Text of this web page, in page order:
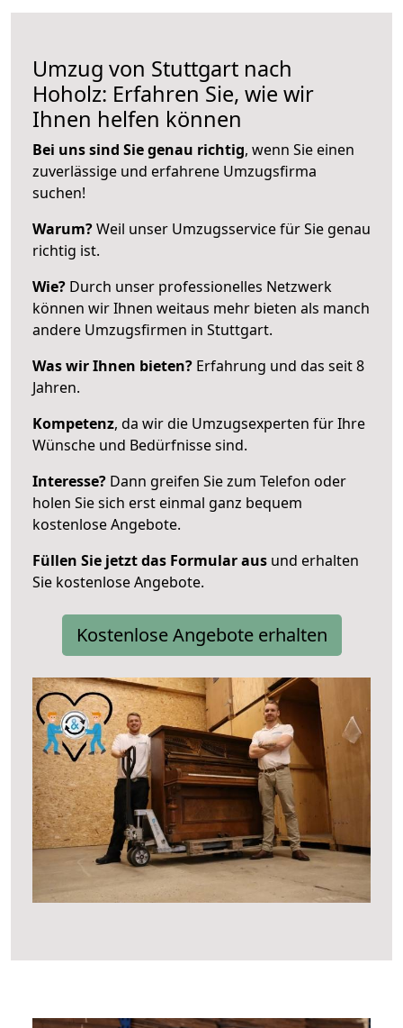
Umzug von Stuttgart nach
Hoholz: Erfahren Sie, wie wir
Ihnen helfen können
Bei uns sind Sie genau richtig, wenn Sie einen
zuverlässige und erfahrene Umzugsfirma
suchen!
Warum?Weil unser Umzugsservice für Sie genau
richtig ist.
Wie? Durch unser professionelles Netzwerk
können wir Ihnen weitaus mehr bieten als manch
andere Umzugsfirmen in Stuttgart.
Was wir Ihnen bieten? Erfahrung und das seit 8
Jahren.
Kompetenz, da wir die Umzugsexperten für Ihre
Wünsche und Bedürfnisse sind.
Interesse? Dann greifen Sie zum Telefon oder
holen Sie sich erst einmal ganz bequem
kostenlose Angebote.
Füllen Sie jetzt das Formular aus und erhalten
Sie kostenlose Angebote.
Kostenlose Angebote erhalten